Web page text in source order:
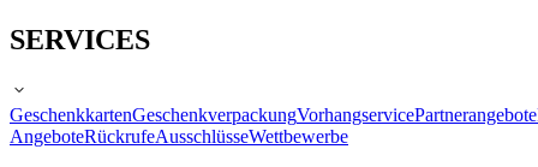
SERVICES
GeschenkkartenGeschenkverpackungVorhangservicePartnerangebote
AngeboteRückrufeAusschlüsseWettbewerbe